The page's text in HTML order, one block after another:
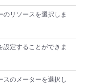
のリソースを選択しま
設定することができま
スのメーターを選択し